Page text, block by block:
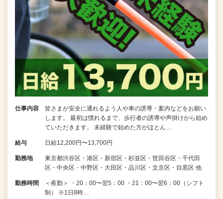
仕事内容
皆さまが安全に通れるよう人や車の誘導・案内などをお願い
します。 最初は慣れるまで、歩行者の誘導や声掛けから始め
ていただきます。 未経験で始めた方がほとん…
給与 日給12,200円〜13,700円
勤務地
東京都渋谷区・港区・新宿区・杉並区・世田谷区・千代田
区・中央区・中野区・大田区・品川区・文京区・目黒区 他
勤務時間
＜夜勤＞ ・20：00〜翌5：00 ・21：00〜翌6：00（シフト
制） ※1日8時…